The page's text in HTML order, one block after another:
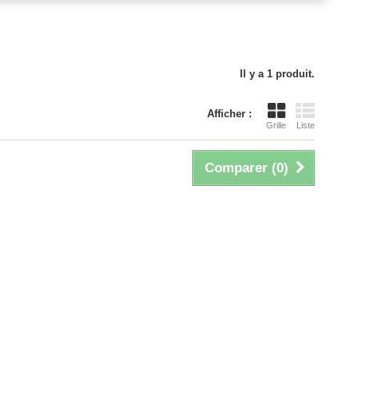
Il y a 1 produit.
Afficher :
Grille Liste
Comparer (0)